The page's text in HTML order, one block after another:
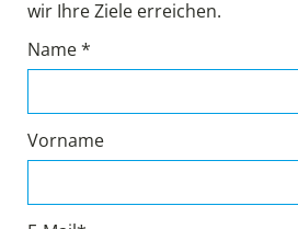
wir Ihre Ziele erreichen.
Name *
Vorname